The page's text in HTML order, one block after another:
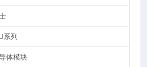
系列
体模块